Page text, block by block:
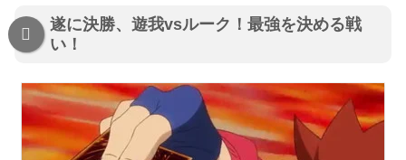
遂に決勝、遊我vsルーク！最強を決める戦
い！